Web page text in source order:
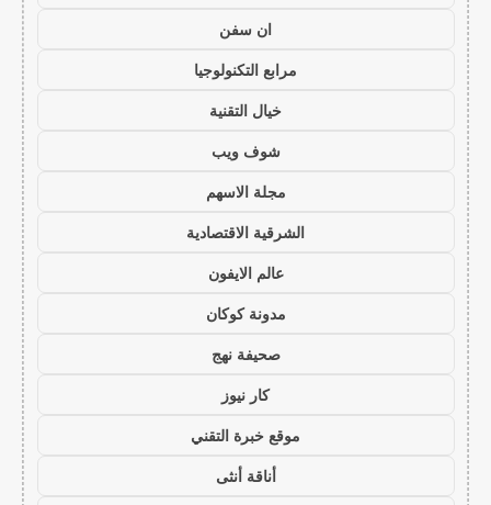
ان سفن
مرابع التكنولوجيا
خيال التقنية
شوف ويب
مجلة الاسهم
الشرقية الاقتصادية
عالم الايفون
مدونة كوكان
صحيفة نهج
كار نيوز
موقع خبرة التقني
أناقة أنثى